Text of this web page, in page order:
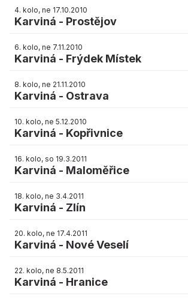
4. kolo, ne 17.10.2010
Karviná - Prostějov
6. kolo, ne 7.11.2010
Karviná - Frýdek Místek
8. kolo, ne 21.11.2010
Karviná - Ostrava
10. kolo, ne 5.12.2010
Karviná - Kopřivnice
16. kolo, so 19.3.2011
Karviná - Maloměřice
18. kolo, ne 3.4.2011
Karviná - Zlín
20. kolo, ne 17.4.2011
Karviná - Nové Veselí
22. kolo, ne 8.5.2011
Karviná - Hranice